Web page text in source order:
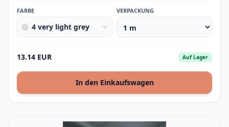
FARBE
4 very light grey
VERPACKUNG
13.14 EUR Auf Lager
In den Einkaufswagen